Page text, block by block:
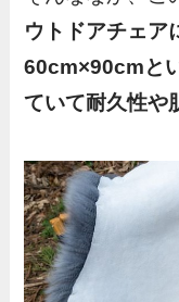
ウトドアチェア
60cm×90cmと
ていて耐久性や